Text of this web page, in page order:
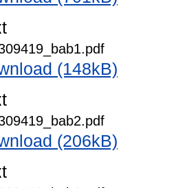
(148kB)
(206kB)